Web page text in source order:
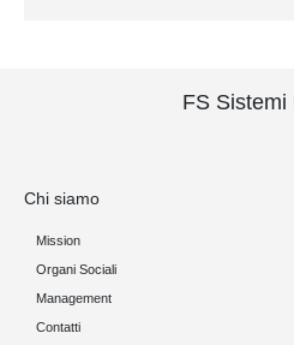
FS Sistemi
Chi siamo
Mission
Organi Sociali
Management
Contatti